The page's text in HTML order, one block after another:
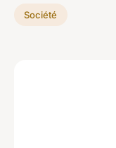
Société